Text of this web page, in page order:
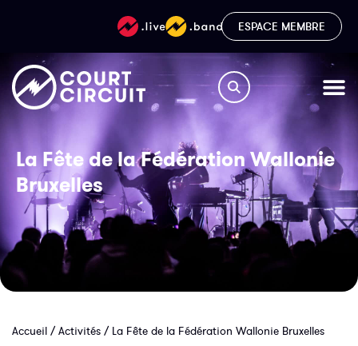
ESPACE MEMBRE
La Fête de la Fédération Wallonie
Bruxelles
Accueil /Activités / La Fête de la Fédération Wallonie Bruxelles